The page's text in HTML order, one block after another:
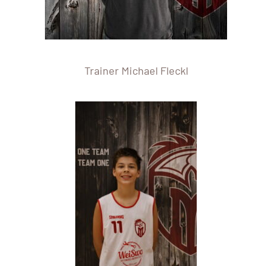
Trainer Michael Fleckl